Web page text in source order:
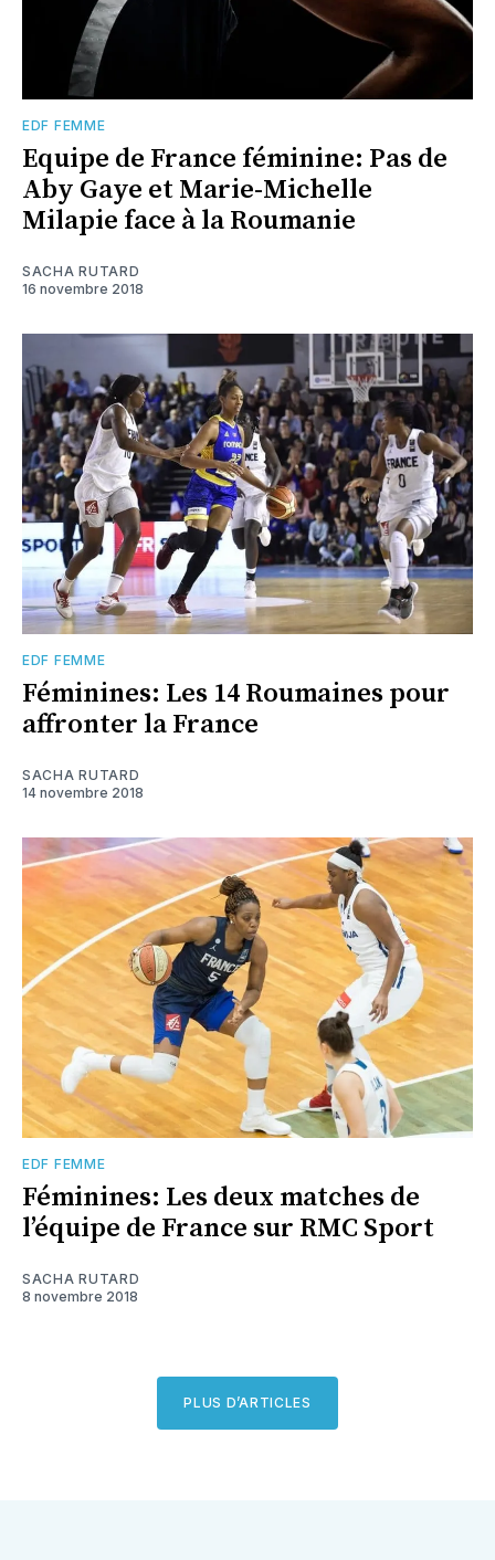
EDF FEMME
Equipe de France féminine: Pas de
Aby Gaye et Marie-Michelle
Milapie face à la Roumanie
SACHA RUTARD
16 novembre 2018
EDF FEMME
Féminines: Les 14 Roumaines pour
affronter la France
SACHA RUTARD
14 novembre 2018
EDF FEMME
Féminines: Les deux matches de
l’équipe de France sur RMC Sport
SACHA RUTARD
8 novembre 2018
PLUS D’ARTICLES